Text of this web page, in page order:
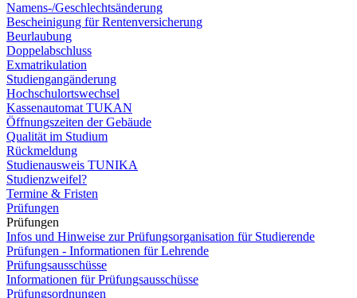
Namens-/Geschlechtsänderung
Bescheinigung für Rentenversicherung
Beurlaubung
Doppelabschluss
Exmatrikulation
Studiengangänderung
Hochschulortswechsel
Kassenautomat TUKAN
Öffnungszeiten der Gebäude
Qualität im Studium
Rückmeldung
Studienausweis TUNIKA
Studienzweifel?
Termine & Fristen
Prüfungen
Prüfungen
Infos und Hinweise zur Prüfungsorganisation für Studierende
Prüfungen - Informationen für Lehrende
Prüfungsausschüsse
Informationen für Prüfungsausschüsse
Prüfungsordnungen